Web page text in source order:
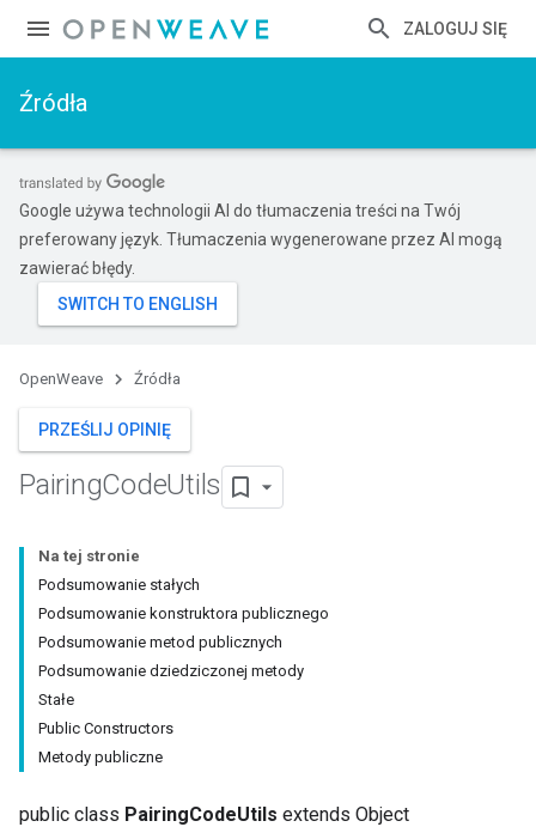
ZALOGUJ SIĘ
Źródła
Google używa technologii AI do tłumaczenia treści na Twój
preferowany język. Tłumaczenia wygenerowane przez AI mogą
zawierać błędy.
OpenWeave Źródła
PRZEŚLIJ OPINIĘ
PairingCodeUtils
Na tej stronie
Podsumowanie stałych
Podsumowanie konstruktora publicznego
Podsumowanie metod publicznych
Podsumowanie dziedziczonej metody
Stałe
Public Constructors
Metody publiczne
public class PairingCodeUtils extends Object